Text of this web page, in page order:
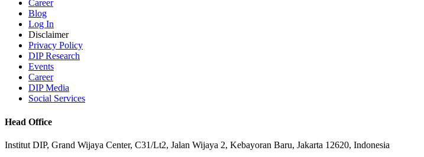
Career
Blog
Log In
Disclaimer
Privacy Policy
DIP Research
Events
Career
DIP Media
Social Services
Head Office
Institut DIP, Grand Wijaya Center, C31/Lt2, Jalan Wijaya 2, Kebayoran Baru, Jakarta 12620, Indonesia